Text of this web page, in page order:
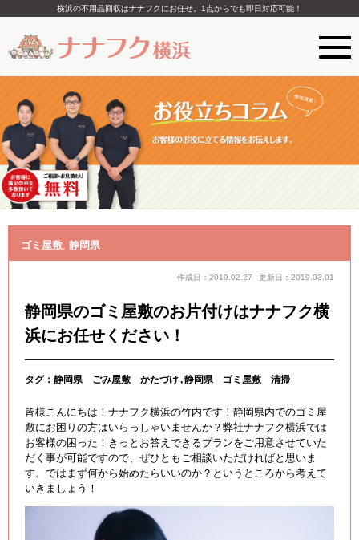
横浜の不用品回収はナナフクにお任せ。1点からでも即日対応可能！
ゴミ屋敷, 静岡県
作成日：2019.02.27 更新日：2019.03.01
静岡県のゴミ屋敷のお片付けはナナフク横
浜にお任せください！
タグ： 静岡県 ごみ屋敷 かたづけ 静岡県 ゴミ屋敷 清掃
皆様こんにちは！ナナフク横浜の竹内です！静岡県内でのゴミ屋
敷にお困りの方はいらっしゃいませんか？弊社ナナフク横浜では
お客様の困った！きっとお答えできるプランをご用意させていた
だく事が可能ですので、ぜひともご相談いただければと思いま
す。ではまず何から始めたらいいのか？というところから考えて
いきましょう！